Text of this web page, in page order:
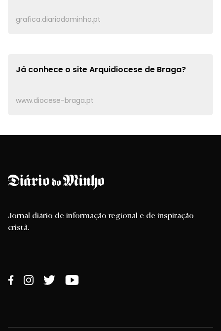
grafica.diariodominho.pt
Já conhece o siteArquidiocese de Braga?
www.diocese-braga.pt
Jornal diário de informação regional e de inspiração
cristã.